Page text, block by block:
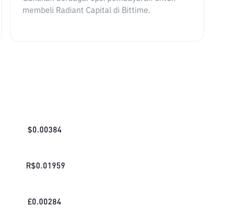
membeli Radiant Capital di Bittime.
$0.00384
R$0.01959
£0.00284